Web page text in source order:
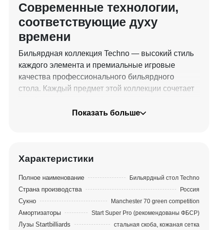
Современные технологии,
соответствующие духу
времени
Бильярдная коллекция Techno — высокий стиль
каждого элемента и премиальные игровые
качества профессионального бильярдного
стола. Каждый предмет этой коллекции сочетает
позволяет сформировать стильную и
является бильярдный стол Techno — один из
современной стилистики. Выразительный силуэт
V-образных ног задает характер этому столу и
добавляет визуальной легкости конструкции.
В стол интегрирована несущая металлическая
Показать больше
Характеристики
Полное наименование Бильярдный стол Techno
Страна производства Россия
Сукно Manchester 70 green competition
Амортизаторы Start Super Pro (рекомендованы ФБСР)
Лузы Startbilliards стальная скоба, кожаная сетка